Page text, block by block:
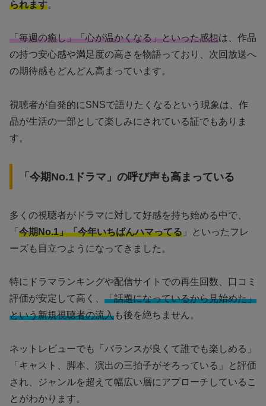
られます。
「毎週の癒し」「心が温かくなる」といった感想は、作品
の持つ安心感や満足度の高さを物語っており、次回放送へ
の期待感もどんどん高まっています。
視聴者が自発的にSNSで語りたくなるという現象は、作
品が生活の一部として楽しみにされている証でもありま
す。
「今期No.1ドラマ」の呼び声も高まっている
多くの視聴者がドラマに対して好感を持ち始める中で、
「 今期No.1」「今年いちばんハマってる 」といったフレ
ーズも目立つようになってきました。
特にドラマランキングや配信サイトでの再生回数、口コミ
評価が安定して高く、 「話題になっているから見始めた」
という新規視聴者の流入も後を絶ちません。
ネットレビューでも「バランスが良くて誰でも楽しめる」
「キャスト、脚本、演出の三拍子がそろっている」と評価
され、ジャンルを超えて幅広い層にアプローチしているこ
とがわかります。